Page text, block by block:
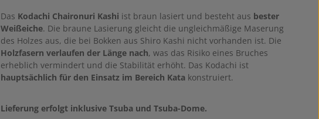
Das Kodachi Chaironuri Kashi ist braun lasiert und besteht aus bester
Weißeiche. Die braune Lasierung gleicht die ungleichmäßige Maserung
des Holzes aus, die bei Bokken aus Shiro Kashi nicht vorhanden ist. Die
Holzfasern verlaufen der Länge nach, was das Risiko eines Bruches
erheblich vermindert und die Stabilität erhöht. Das Kodachi ist
hauptsächlich für den Einsatz im Bereich Katakonstruiert.
Lieferung erfolgt inklusive Tsuba und Tsuba-Dome.